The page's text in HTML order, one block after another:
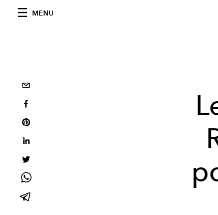
MENU